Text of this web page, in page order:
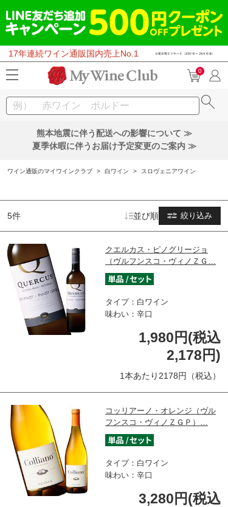
17年連続ワイン通販国内売上No.1
0
熊本地震に伴う配送への影響について ≫
夏季休暇に伴うお届け予定変更のご案内 ≫
ワイン通販のマイワインクラブ > 白ワイン > スロヴェニアワイン
5件 絞り込み
並び順
クエルカス・ピノグリージョ
（ヴルフンスコ・ヴィノＺＧ…
タイプ：白ワイン
味わい：辛口
1,980円(税込
2,178円)
1本あたり2178円（税込）
コッリアーノ・オレンジ（ヴル
フンスコ・ヴィノＺＧＰ）…
タイプ：白ワイン
味わい：辛口
3,280円(税込